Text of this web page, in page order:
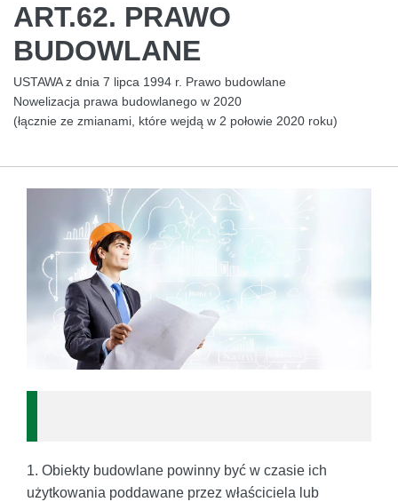
ART.62. PRAWO
BUDOWLANE
USTAWA z dnia 7 lipca 1994 r. Prawo budowlane
Nowelizacja prawa budowlanego w 2020
(łącznie ze zmianami, które wejdą w 2 połowie 2020 roku)
1. Obiekty budowlane powinny być w czasie ich
użytkowania poddawane przez właściciela lub